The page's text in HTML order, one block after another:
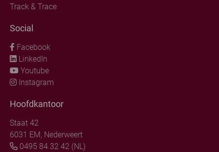
Track & Trace
Social
Facebook
LinkedIn
Youtube
Instagram
Hoofdkantoor
Staat 42
6031 EM, Nederweert
0495 84 32 42 (NL)